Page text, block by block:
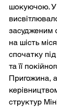
шокуючою. У
засудженим
на шість
спочатку
та її
Пригожина,
структур